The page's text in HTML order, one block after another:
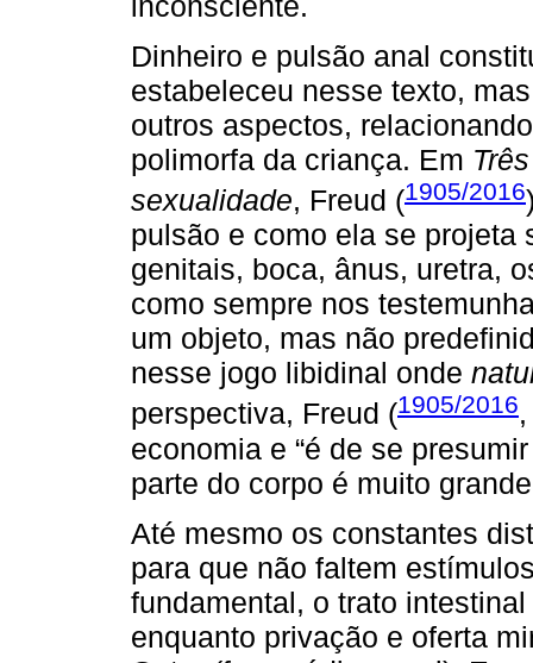
Dinheiro e pulsão anal
estabeleceu nesse texto,
outros aspectos,
polimorfa da criança. Em
sexualidade, Freud (1905/2016
pulsão e como ela se projeta
genitais, boca, ânus, uretra,
como sempre nos
um objeto, mas não
nesse jogo libidinal onde
perspectiva, Freud (1905/2016
economia e “é de se
parte do corpo é muito
Até mesmo os constantes
para que não faltem
fundamental, o trato
enquanto privação e oferta